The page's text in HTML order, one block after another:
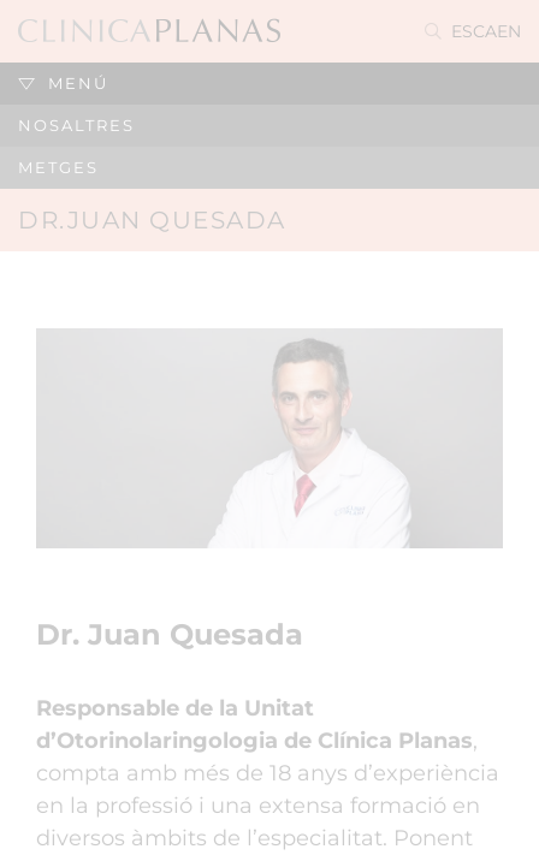
ESCAEN
MENÚ
NOSALTRES
METGES
DR.JUAN QUESADA
Dr. Juan Quesada
Responsable de la Unitat
d’Otorinolaringologia de Clínica Planas,
compta amb més de 18 anys d’experiència
en la professió i una extensa formació en
diversos àmbits de l’especialitat. Ponent